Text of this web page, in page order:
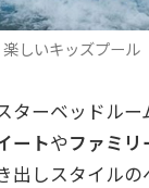
楽しいキッズプール
ターベッドルー
ートやファミリ
出しスタイルの